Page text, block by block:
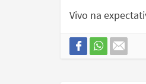
Vivo na